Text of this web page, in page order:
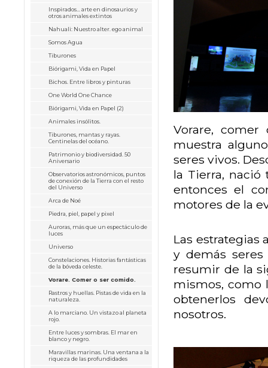
Inspirados... arte en dinosaurios y
otros animales extintos
Nahuali: Nuestro alter. ego animal
Somos Agua
Tiburones
Biórigami, Vida en Papel
Bichos. Entre libros y pinturas
One World One Chance
Biórigami, Vida en Papel (2)
Animales insólitos.
Tiburones, mantas y rayas.
Centinelas del océano.
Patrimonio y biodiversidad. 50
Aniversario
Observatorios astronómicos, puntos
de conexión de la Tierra con el resto
del Universo
Arca de Noé
Piedra, piel, papel y pixel
Auroras, más que un espectáculo de
luces
Universo
Constelaciones. Historias fantásticas
de la bóveda celeste.
Vorare. Comer o ser comido.
Rastros y huellas. Pistas de vida en la
naturaleza.
A lo marciano. Un vistazo al planeta
rojo.
Entre luces y sombras. El mar en
blanco y negro.
Maravillas marinas. Una ventana a la
riqueza de las profundidades
Vorare,
muestra
seres vivos.
la Tierra,
entonces el
motores de la
Las estrategias
y demás seres
resumir de la
mismos, como
obtenerlos
nosotros.